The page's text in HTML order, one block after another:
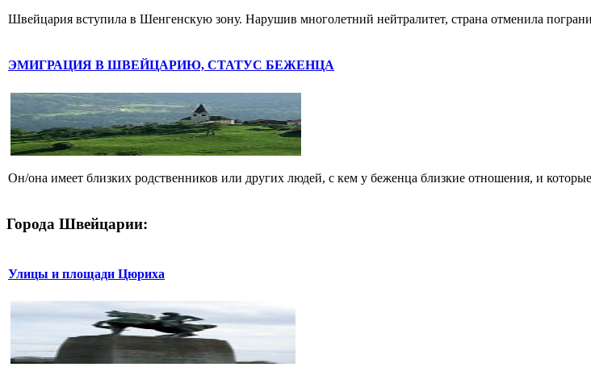
Швейцария вступила в Шенгенскую зону. Нарушив многолетний нейтралитет, страна отменила
ЭМИГРАЦИЯ В ШВЕЙЦАРИЮ, СТАТУС БЕЖЕНЦА
Он/она имеет близких родственников или других людей, с кем у беженца близкие отношения, и
Города Швейцарии:
Улицы и площади Цюриха